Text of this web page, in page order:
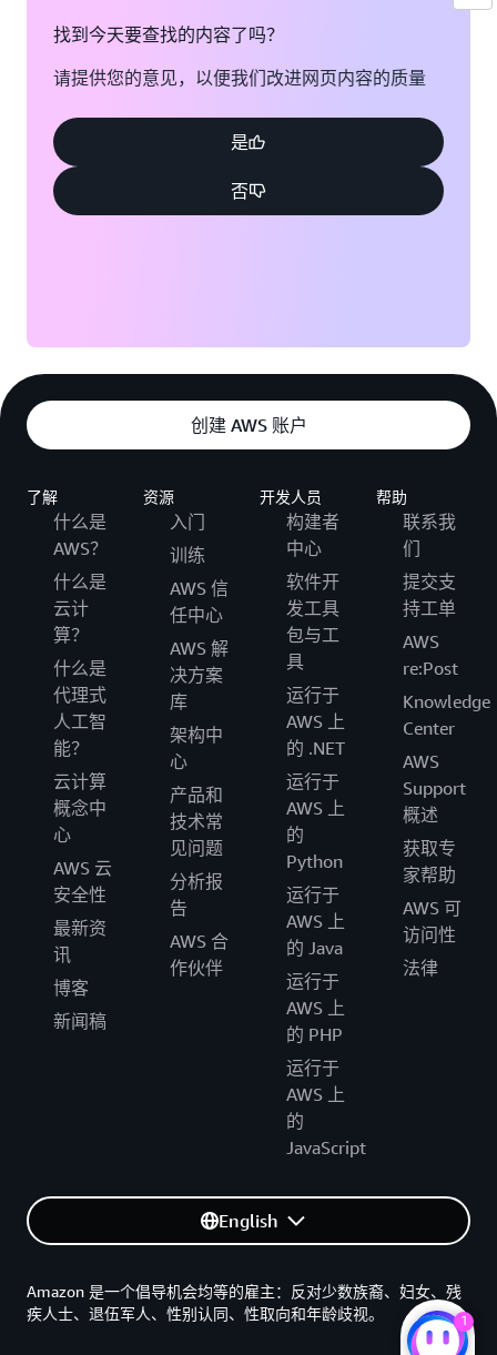
找到今天要查找的内容了吗？
请提供您的意见，以便我们改进网页内容的质量
是
否
创建 AWS 账户
了解
什么是
AWS？
什么是
云计
算？
什么是
代理式
人工智
能？
云计算
概念中
心
AWS 云
安全性
最新资
讯
博客
新闻稿
资源
入门
训练
AWS 信
任中心
AWS 解
决方案
库
架构中
心
产品和
技术常
见问题
分析报
告
AWS 合
作伙伴
开发人员
构建者
中心
软件开
发工具
包与工
具
运行于
AWS 上
的 .NET
运行于
AWS 上
的
Python
运行于
AWS 上
的 Java
运行于
AWS 上
的 PHP
运行于
AWS 上
的
JavaScript
帮助
联系我
们
提交支
持工单
AWS
re:Post
Knowledge
Center
AWS
Support
概述
获取专
家帮助
AWS 可
访问性
法律
English
Amazon 是一个倡导机会均等的雇主：反对少数族裔、妇女、残
疾人士、退伍军人、性别认同、性取向和年龄歧视。
1